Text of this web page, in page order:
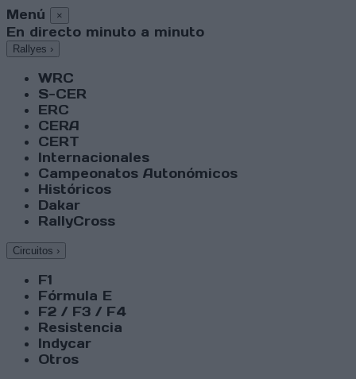
Menú ×
En directo minuto a minuto
Rallyes ›
WRC
S-CER
ERC
CERA
CERT
Internacionales
Campeonatos Autonómicos
Históricos
Dakar
RallyCross
Circuitos ›
F1
Fórmula E
F2 / F3 / F4
Resistencia
Indycar
Otros